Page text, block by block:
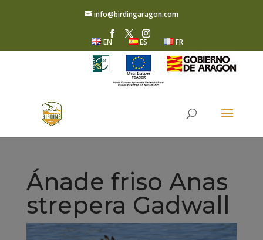
info@birdingaragon.com
EN ES FR
Ánade friso Anas
strepera Gadwall